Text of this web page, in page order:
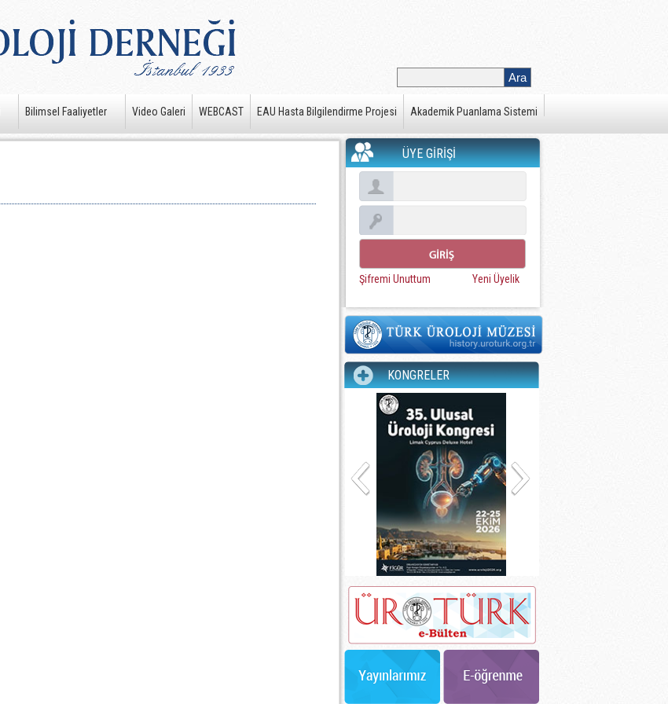
Bilimsel Faaliyetler Video Galeri WEBCAST EAU Hasta Bilgilendirme Projesi Akademik Puanlama Sistemi
ÜYE GİRİŞİ
Şifremi Unuttum Yeni Üyelik
KONGRELER